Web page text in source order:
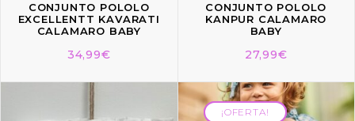
CONJUNTO POLOLO
EXCELLENTT KAVARATI
CALAMARO BABY
34,99€
CONJUNTO POLOLO
KANPUR CALAMARO
BABY
27,99€
¡OFERTA!
¡OFERTA!